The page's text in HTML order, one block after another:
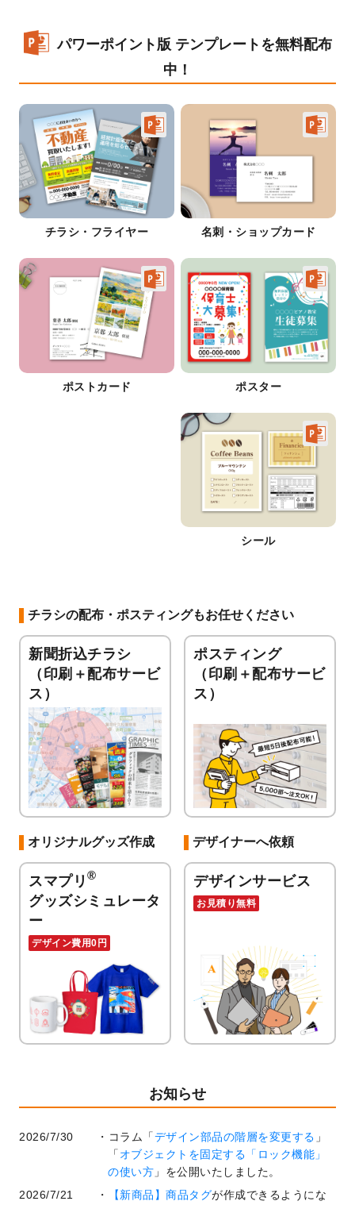
パワーポイント版 テンプレートを無料配布
中！
チラシ・フライヤー 名刺・ショップカード
ポストカード ポスター
シール
チラシの配布・ポスティングもお任せください
新聞折込チラシ
（印刷＋配布サービ
ス）
ポスティング
（印刷＋配布サービ
ス）
オリジナルグッズ作成
スマプリ ®
グッズシミュレータ
ー
デザイン費用0円
デザイナーへ依頼
デザインサービス
お見積り無料
お知らせ
2026/7/30 コラム「デザイン部品の階層を変更する 」
「 オブジェクトを固定する「ロック機能」
の使い方 」を公開いたしました。
2026/7/21
【新商品】商品タグが作成できるようにな